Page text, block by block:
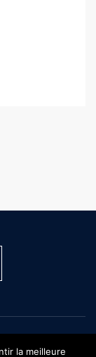
la meilleure